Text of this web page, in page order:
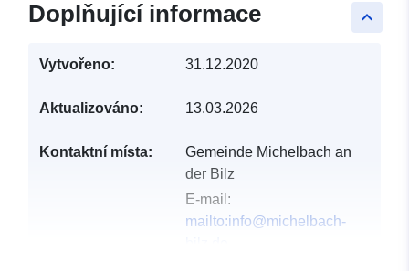
keyboard_arrow_up
Doplňující informace
Vytvořeno: 31.12.2020
Aktualizováno: 13.03.2026
Kontaktní místa:
Gemeinde Michelbach an
der Bilz
E-mail:
mailto:info@michelbach-